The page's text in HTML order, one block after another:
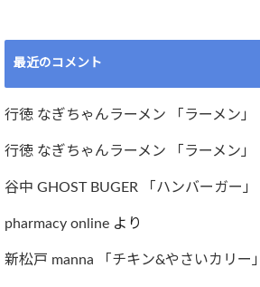
最近のコメント
行徳 なぎちゃんラーメン 「ラーメン」
行徳 なぎちゃんラーメン 「ラーメン」
谷中 GHOST BUGER 「ハンバーガー」
pharmacy online より
新松戸 manna 「チキン&やさいカリー」